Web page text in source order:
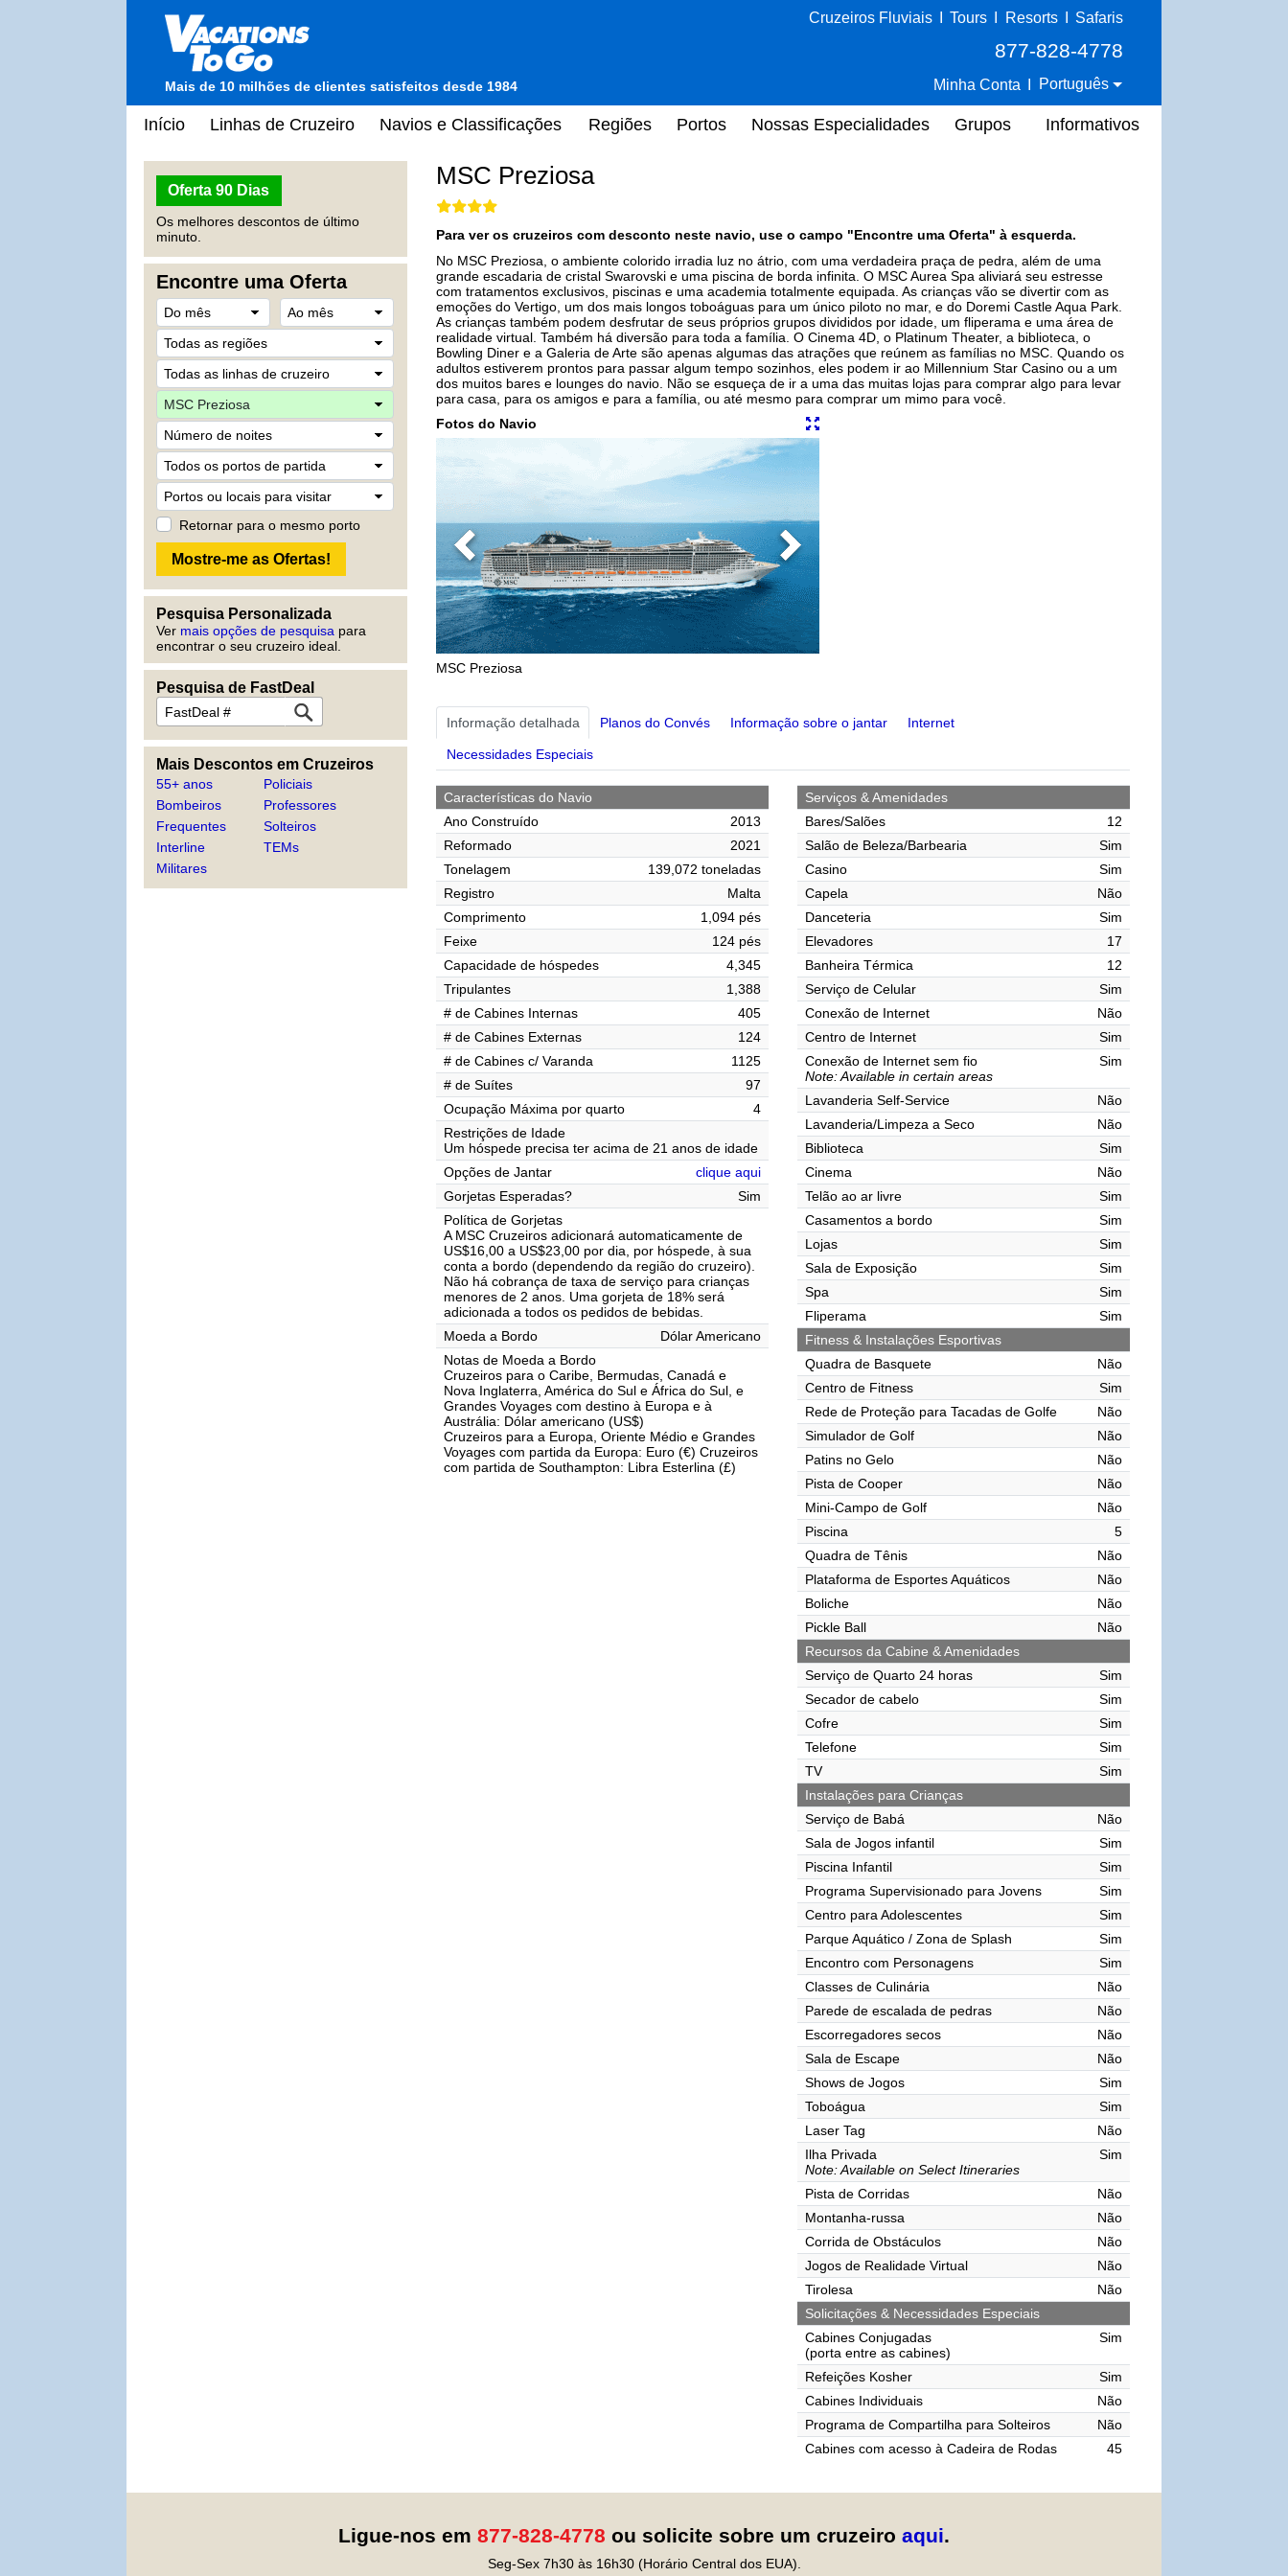
Mais de 10 milhões de clientes satisfeitos desde 1984
Cruzeiros Fluviais Tours Resorts Safaris
877-828-4778
Minha Conta Português
Início Linhas de Cruzeiro Navios e Classificações Regiões Portos Nossas Especialidades Grupos Informativos
Oferta 90 Dias
Os melhores descontos de último
minuto.
Encontre uma Oferta
Retornar para o mesmo porto
Pesquisa Personalizada
Ver mais opções de pesquisa para
encontrar o seu cruzeiro ideal.
Pesquisa de FastDeal
Mais Descontos em Cruzeiros
55+ anos
Bombeiros
Frequentes
Interline
Militares
Policiais
Professores
Solteiros
TEMs
MSC Preziosa
Para ver os cruzeiros com desconto neste navio, use o campo "Encontre uma Oferta" à esquerda.
No MSC Preziosa, o ambiente colorido irradia luz no átrio, com uma verdadeira praça de pedra, além de uma
grande escadaria de cristal Swarovski e uma piscina de borda infinita. O MSC Aurea Spa aliviará seu estresse
com tratamentos exclusivos, piscinas e uma academia totalmente equipada. As crianças vão se divertir com as
emoções do Vertigo, um dos mais longos toboáguas para um único piloto no mar, e do Doremi Castle Aqua Park.
As crianças também podem desfrutar de seus próprios grupos divididos por idade, um fliperama e uma área de
realidade virtual. Também há diversão para toda a família. O Cinema 4D, o Platinum Theater, a biblioteca, o
Bowling Diner e a Galeria de Arte são apenas algumas das atrações que reúnem as famílias no MSC. Quando os
adultos estiverem prontos para passar algum tempo sozinhos, eles podem ir ao Millennium Star Casino ou a um
dos muitos bares e lounges do navio. Não se esqueça de ir a uma das muitas lojas para comprar algo para levar
para casa, para os amigos e para a família, ou até mesmo para comprar um mimo para você.
Fotos do Navio
Previous Next
MSC Preziosa
Informação detalhada Planos do Convés Informação sobre o jantar Internet
Necessidades Especiais
Características do Navio
Ano Construído
2013
Reformado
2021
Tonelagem
139,072 toneladas
Registro
Malta
Comprimento
1,094 pés
Feixe
124 pés
Capacidade de hóspedes
4,345
Tripulantes
1,388
# de Cabines Internas
405
# de Cabines Externas
124
# de Cabines c/ Varanda
1125
# de Suítes
97
Ocupação Máxima por quarto
4
Restrições de Idade
Um hóspede precisa ter acima de 21 anos de idade
Opções de Jantar
clique aqui
Gorjetas Esperadas?
Sim
Política de Gorjetas
A MSC Cruzeiros adicionará automaticamente de
US$16,00 a US$23,00 por dia, por hóspede, à sua
conta a bordo (dependendo da região do cruzeiro).
Não há cobrança de taxa de serviço para crianças
menores de 2 anos. Uma gorjeta de 18% será
adicionada a todos os pedidos de bebidas.
Moeda a Bordo
Dólar Americano
Notas de Moeda a Bordo
Cruzeiros para o Caribe, Bermudas, Canadá e
Nova Inglaterra, América do Sul e África do Sul, e
Grandes Voyages com destino à Europa e à
Austrália: Dólar americano (US$)
Cruzeiros para a Europa, Oriente Médio e Grandes
Voyages com partida da Europa: Euro (€) Cruzeiros
com partida de Southampton: Libra Esterlina (£)
Serviços & Amenidades
Bares/Salões
12
Salão de Beleza/Barbearia
Sim
Casino
Sim
Capela
Não
Danceteria
Sim
Elevadores
17
Banheira Térmica
12
Serviço de Celular
Sim
Conexão de Internet
Não
Centro de Internet
Sim
Conexão de Internet sem fio
Note: Available in certain areas
Sim
Lavanderia Self-Service
Não
Lavanderia/Limpeza a Seco
Não
Biblioteca
Sim
Cinema
Não
Telão ao ar livre
Sim
Casamentos a bordo
Sim
Lojas
Sim
Sala de Exposição
Sim
Spa
Sim
Fliperama
Sim
Fitness & Instalações Esportivas
Quadra de Basquete
Não
Centro de Fitness
Sim
Rede de Proteção para Tacadas de Golfe
Não
Simulador de Golf
Não
Patins no Gelo
Não
Pista de Cooper
Não
Mini-Campo de Golf
Não
Piscina
5
Quadra de Tênis
Não
Plataforma de Esportes Aquáticos
Não
Boliche
Não
Pickle Ball
Não
Recursos da Cabine & Amenidades
Serviço de Quarto 24 horas
Sim
Secador de cabelo
Sim
Cofre
Sim
Telefone
Sim
TV
Sim
Instalações para Crianças
Serviço de Babá
Não
Sala de Jogos infantil
Sim
Piscina Infantil
Sim
Programa Supervisionado para Jovens
Sim
Centro para Adolescentes
Sim
Parque Aquático / Zona de Splash
Sim
Encontro com Personagens
Sim
Classes de Culinária
Não
Parede de escalada de pedras
Não
Escorregadores secos
Não
Sala de Escape
Não
Shows de Jogos
Sim
Toboágua
Sim
Laser Tag
Não
Ilha Privada
Note: Available on Select Itineraries
Sim
Pista de Corridas
Não
Montanha-russa
Não
Corrida de Obstáculos
Não
Jogos de Realidade Virtual
Não
Tirolesa
Não
Solicitações & Necessidades Especiais
Cabines Conjugadas
(porta entre as cabines)
Sim
Refeições Kosher
Sim
Cabines Individuais
Não
Programa de Compartilha para Solteiros
Não
Cabines com acesso à Cadeira de Rodas
45
Ligue-nos em 877-828-4778 ou solicite sobre um cruzeiro aqui.
Seg-Sex 7h30 às 16h30 (Horário Central dos EUA).